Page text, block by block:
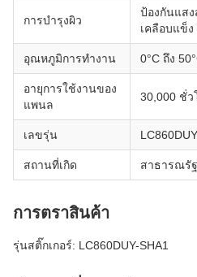
การบํารุงผิว
ป้องกันแสง
เคลือบแข็ง
อุณหภูมิการทํางาน 0°C ถึง
อายุการใช้งานของ
แพนล
30,000 ชั่ว
เลขรุ่น
สถานที่เกิด สาธารณรั
การตราสินค้า
รุ่นสติ๊กเกอร์: LC860DUY-SHA1